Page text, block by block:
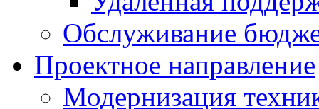
Обслуживание
Проектное направление
Модернизация